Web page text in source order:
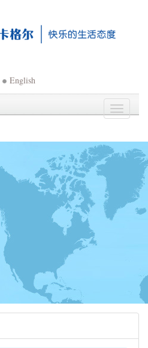
English
Toggle